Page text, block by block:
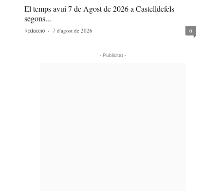
El temps avui 7 de Agost de 2026 a Castelldefels
segons...
Redacció - 7 d'agost de 2026 0
- Publicitat -